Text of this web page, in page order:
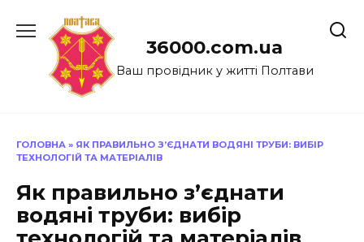
до
36000.com.ua
Ваш провідник у житті Полтави
ГОЛОВНА » ЯК ПРАВИЛЬНО З’ЄДНАТИ ВОДЯНІ ТРУБИ: ВИБІР
ТЕХНОЛОГІЙ ТА МАТЕРІАЛІВ
Як правильно з’єднати
водяні труби: вибір